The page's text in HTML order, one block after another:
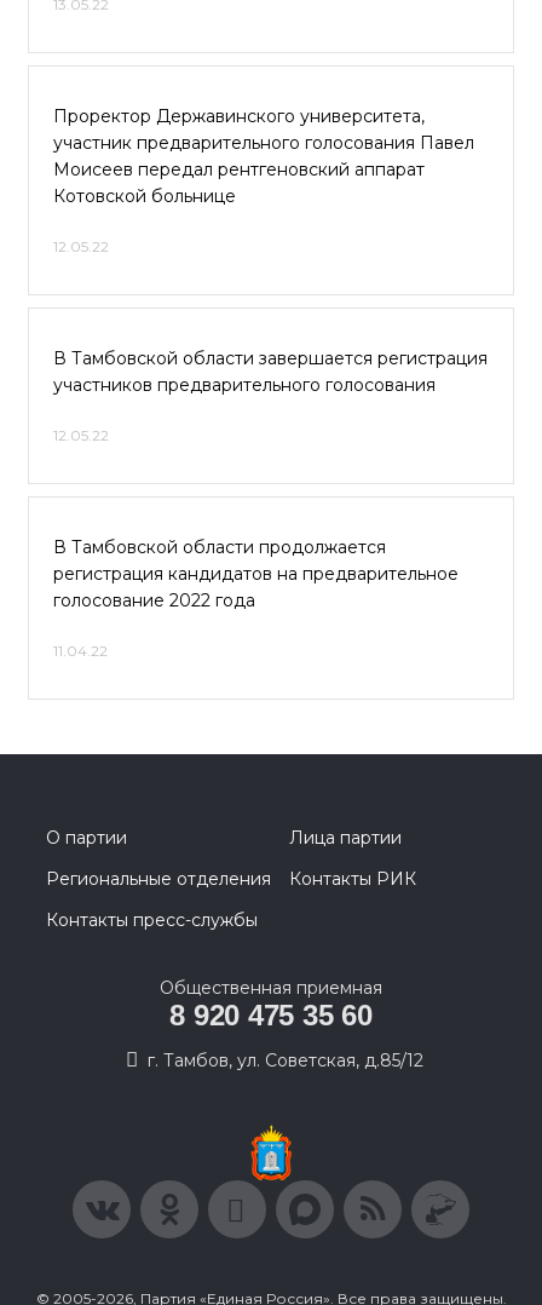
13.05.22
Проректор Державинского университета,
участник предварительного голосования Павел
Моисеев передал рентгеновский аппарат
Котовской больнице
12.05.22
В Тамбовской области завершается регистрация
участников предварительного голосования
12.05.22
В Тамбовской области продолжается
регистрация кандидатов на предварительное
голосование 2022 года
11.04.22
О партии
Лица партии
Региональные отделения
Контакты РИК
Контакты пресс-службы
Общественная приемная
8 920 475 35 60
г. Тамбов, ул. Советская, д.85/12
© 2005-2026, Партия «Единая Россия». Все права защищены.